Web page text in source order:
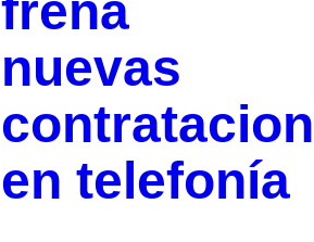
nuevas
en telefonía